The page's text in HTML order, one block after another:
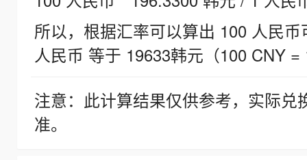
所以，根据汇率可以算出 100 人民
人民币 等于 19633韩元（100 CNY =
注意：此计算结果仅供参考，实际
准。